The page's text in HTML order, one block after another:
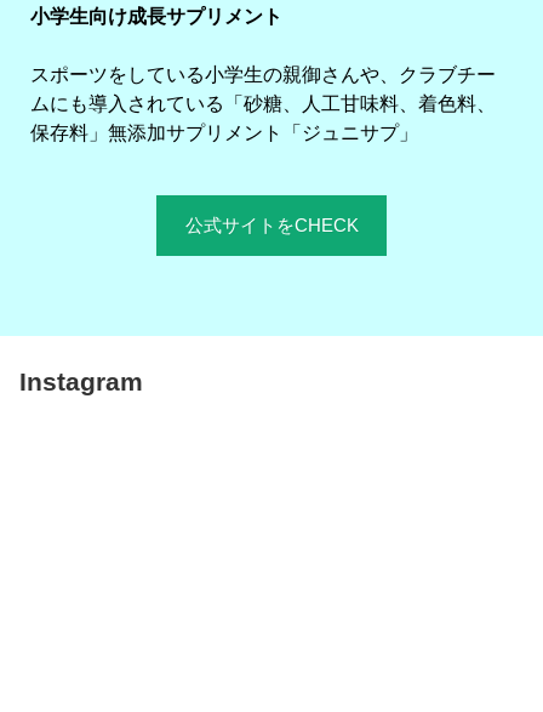
小学生向け成長サプリメント
スポーツをしている小学生の親御さんや、クラブチー
ムにも導入されている「砂糖、人工甘味料、着色料、
保存料」無添加サプリメント「ジュニサプ」
公式サイトをCHECK
Instagram